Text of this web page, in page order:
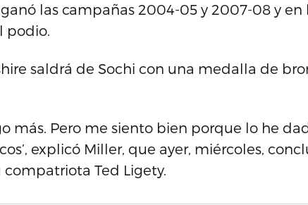
las campañas 2004-05 y 2007-08 y en
podio.
saldrá de Sochi con una medalla de
más. Pero me siento bien porque lo he
explicó Miller, que ayer, miércoles,
Ted Ligety.